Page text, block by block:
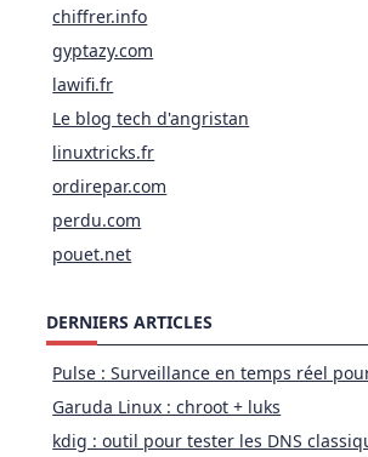
chiffrer.info
gyptazy.com
lawifi.fr
Le blog tech d'angristan
linuxtricks.fr
ordirepar.com
perdu.com
pouet.net
DERNIERS ARTICLES
Pulse : Surveillance en temps réel
Garuda Linux : chroot + luks
kdig : outil pour tester les DNS